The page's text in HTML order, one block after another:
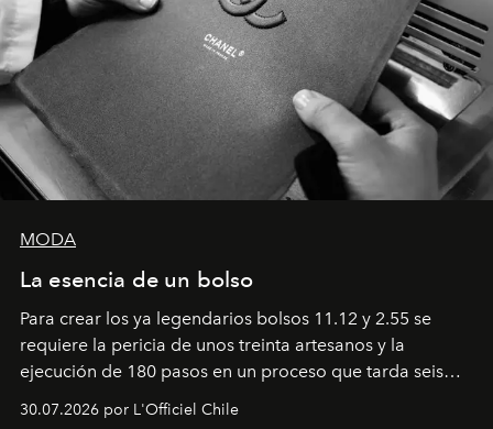
MODA
La esencia de un bolso
Para crear los ya legendarios bolsos 11.12 y 2.55 se
requiere la pericia de unos treinta artesanos y la
ejecución de 180 pasos en un proceso que tarda seis
semanas. Los expertos ponen en práctica una técnica
que se enseña solamente en la escuela de formación de
30.07.2026 por L'Officiel Chile